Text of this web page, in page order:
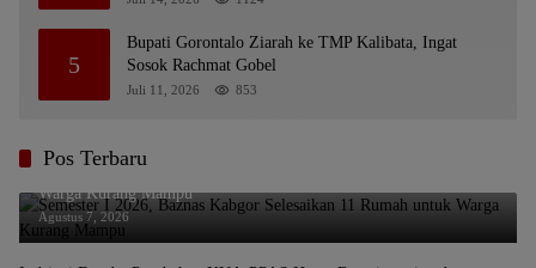
5
Bupati Gorontalo Ziarah ke TMP Kalibata, Ingat
Sosok Rachmat Gobel
Juli 11, 2026 853
Pos Terbaru
Semester I 2026, Baznas Kabgor Selesaikan 11 Rumah untuk
Warga Kurang Mampu
Agustus 7, 2026